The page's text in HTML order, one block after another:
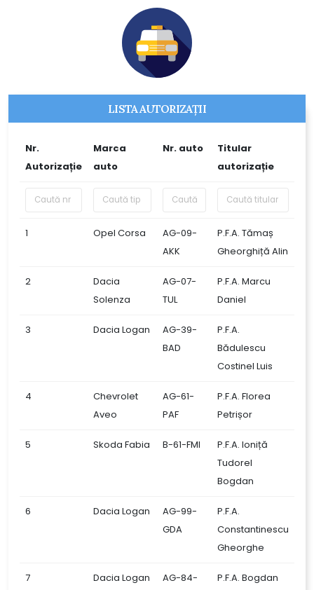
LISTA AUTORIZAȚII
Nr.
Autorizație
Marca
auto
Nr. auto
Titular
autorizație
1 Opel Corsa
AG-09-
AKK
P.F.A. Tămaș
Gheorghiță Alin
2
Dacia
Solenza
AG-07-
TUL
P.F.A. Marcu
Daniel
3 Dacia Logan
AG-39-
BAD
P.F.A.
Bădulescu
Costinel Luis
4
Chevrolet
Aveo
AG-61-
PAF
P.F.A. Florea
Petrișor
5 Skoda Fabia B-61-FMI
P.F.A. Ioniță
Tudorel
Bogdan
6 Dacia Logan
AG-99-
GDA
P.F.A.
Constantinescu
Gheorghe
7 Dacia Logan
AG-84-
P.F.A. Bogdan